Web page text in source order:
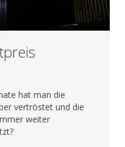
hat man die
vertröstet und die
weiter